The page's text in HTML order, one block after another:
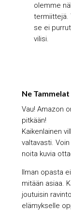
olemme
termiittejä.
se ei
vilisi.
Ne Tammelat
Vau! Amazon
pitkään!
Kaikenlainen
valtavasti.
noita kuvia
Ilman opasta
mitään asiaa.
joutuisin
elämykselle